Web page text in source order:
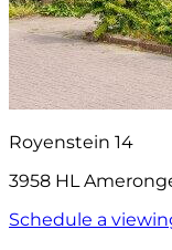
Royenstein 14
3958 HL
Schedule a